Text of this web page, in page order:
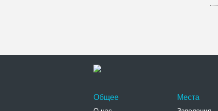
Общее Места